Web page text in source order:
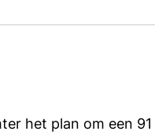
het plan om een